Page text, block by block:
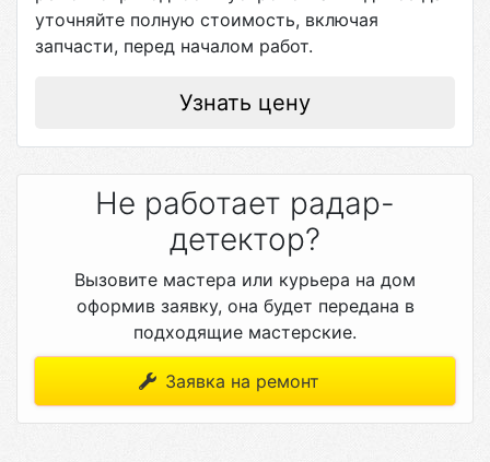
уточняйте полную стоимость, включая
запчасти, перед началом работ.
Узнать цену
Не работает радар-
детектор?
Вызовите мастера или курьера на дом
оформив заявку, она будет передана в
подходящие мастерские.
Заявка на ремонт